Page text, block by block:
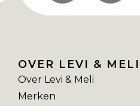
OVER LEVI & MELI
Over Levi & Meli
Merken